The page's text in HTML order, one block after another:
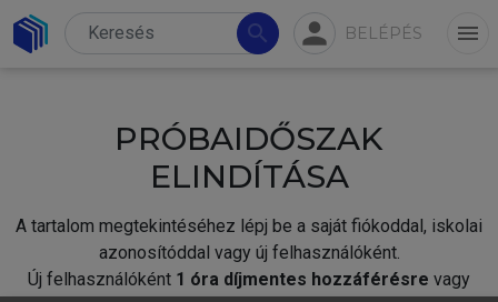
search person BELÉPÉS menu
PRÓBAIDŐSZAK
ELINDÍTÁSA
A tartalom megtekintéséhez lépj be a saját fiókoddal, iskolai
azonosítóddal vagy új felhasználóként.
Új felhasználóként 1 óra díjmentes hozzáférésre vagy